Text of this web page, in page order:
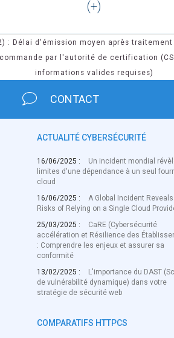
: Délai d'émission moyen après traitement
commande par l'autorité de certification
informations valides requises)
CONTACT
ACTUALITÉ CYBERSÉCURITÉ
16/06/2025 :
Un incident mondial
limites d'une dépendance à un seul
cloud
16/06/2025 :
A Global Incident
Risks of Relying on a Single Cloud
25/03/2025 :
CaRE (Cybersécurité
accélération et Résilience des
: Comprendre les enjeux et assurer sa
conformité
13/02/2025 :
L'importance du DAST
de vulnérabilité dynamique) dans votre
stratégie de sécurité web
COMPARATIFS HTTPCS